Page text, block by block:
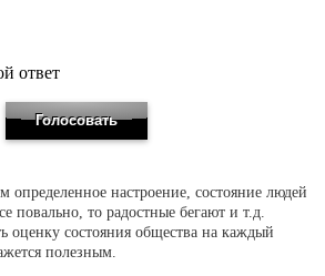
ответ
определенное настроение, состояние людей
повально, то радостные бегают и т.д.
оценку состояния общества на каждый
полезным.